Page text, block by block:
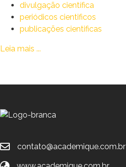
divulgação científica
periódicos cientificos
publicações cientificas
Leia mais ...
contato@academique.com.br